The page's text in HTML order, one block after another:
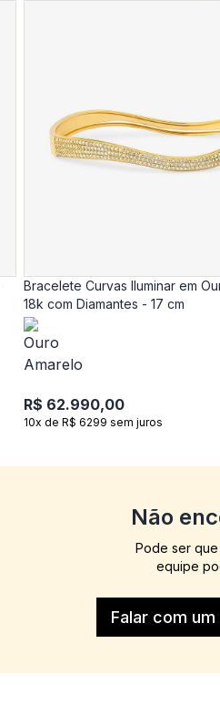
Bracelete Curvas Iluminar em
18k com Diamantes - 17 cm
R$ 62.990,00
10x de R$ 6299 sem juros
Não
Pode ser que
equipe
Falar com